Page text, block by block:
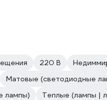
220 В
Матовые (светодиодные
лампы) Теплые (лампы |